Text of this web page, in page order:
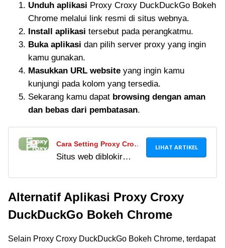
Unduh aplikasi Proxy Croxy DuckDuckGo Bokeh
Chrome melalui link resmi di situs webnya.
Install aplikasi tersebut pada perangkatmu.
Buka aplikasi dan pilih server proxy yang ingin
kamu gunakan.
Masukkan URL website yang ingin kamu
kunjungi pada kolom yang tersedia.
Sekarang kamu dapat browsing dengan aman
dan bebas dari pembatasan.
Cara Setting Proxy Croxy
DuckDuckGo, Bebas
Situs web diblokir
pengaturan proxy
croxy di browser
DuckDuckGo untuk
efek bokeh tanpa
LIHAT ARTIKEL
Alternatif Aplikasi Proxy Croxy
DuckDuckGo Bokeh Chrome
Selain Proxy Croxy DuckDuckGo Bokeh Chrome, terdapat